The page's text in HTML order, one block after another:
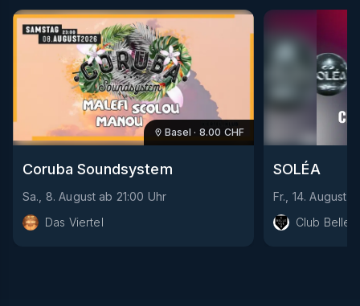
Basel · 8.00 CHF
Coruba Soundsystem
Sa., 8. August ab 21:00 Uhr
Das Viertel
SOLÉA
Fr., 14. August
Club